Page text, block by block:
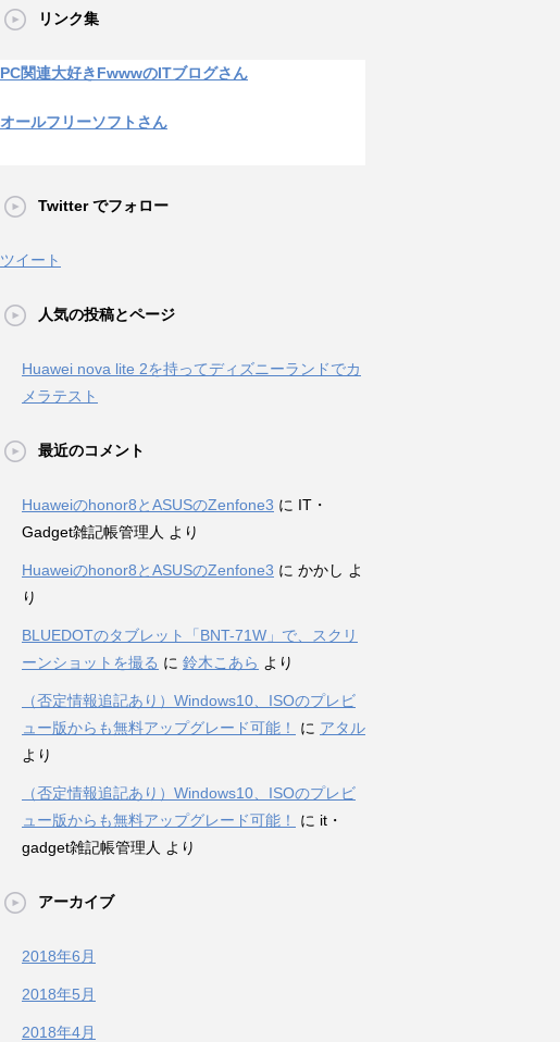
リンク集
PC関連大好きFwwwのITブログさん
オールフリーソフトさん
Twitter でフォロー
ツイート
人気の投稿とページ
Huawei nova lite 2を持ってディズニーランドでカ
メラテスト
最近のコメント
Huaweiのhonor8とASUSのZenfone3 に IT・
Gadget雑記帳管理人 より
Huaweiのhonor8とASUSのZenfone3 に かかし よ
り
BLUEDOTのタブレット「BNT-71W」で、スクリ
ーンショットを撮る に 鈴木こあら より
（否定情報追記あり）Windows10、ISOのプレビ
ュー版からも無料アップグレード可能！
に アタル
より
（否定情報追記あり）Windows10、ISOのプレビ
ュー版からも無料アップグレード可能！
に it・
gadget雑記帳管理人 より
アーカイブ
2018年6月
2018年5月
2018年4月